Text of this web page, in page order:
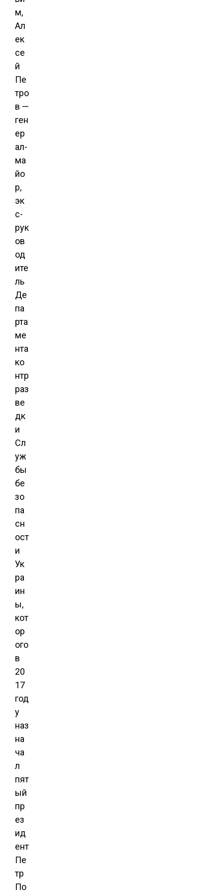
м,
Ал
ек
се
й
Пе
тро
в —
ген
ер
ал-
ма
йо
р,
эк
с-
рук
ов
од
ите
ль
Де
па
рта
ме
нта
ко
нтр
раз
ве
дк
и
Сл
уж
бы
бе
зо
па
сн
ост
и
Ук
ра
ин
ы,
кот
ор
ого
в
20
17
год
у
наз
на
ча
л
пят
ый
пр
ез
ид
ент
Пе
тр
По